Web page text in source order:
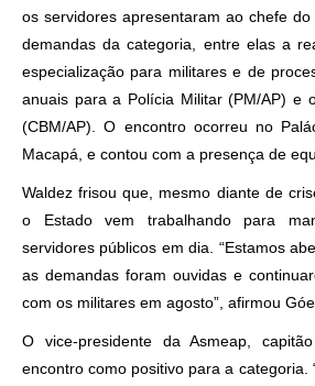
os servidores apresentaram ao chefe
demandas da categoria, entre elas a
especialização para militares e de
anuais para a Polícia Militar (PM/AP) e
(CBM/AP). O encontro ocorreu no
Macapá, e contou com a presença de
Waldez frisou que, mesmo diante de
o Estado vem trabalhando para
servidores públicos em dia. “Estamos
as demandas foram ouvidas e
com os militares em agosto”, afirmou
O vice-presidente da Asmeap,
encontro como positivo para a categoria.